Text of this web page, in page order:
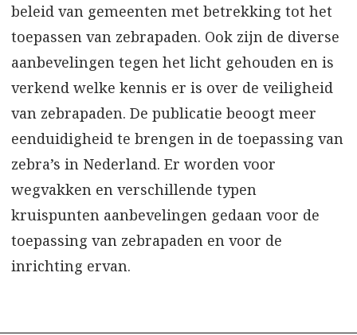
beleid van gemeenten met betrekking tot het
toepassen van zebrapaden. Ook zijn de diverse
aanbevelingen tegen het licht gehouden en is
verkend welke kennis er is over de veiligheid
van zebrapaden. De publicatie beoogt meer
eenduidigheid te brengen in de toepassing van
zebra’s in Nederland. Er worden voor
wegvakken en verschillende typen
kruispunten aanbevelingen gedaan voor de
toepassing van zebrapaden en voor de
inrichting ervan.